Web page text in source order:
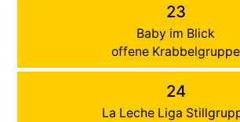
23
Baby im Blick
offene Krabbelgruppe
24
La Leche Liga